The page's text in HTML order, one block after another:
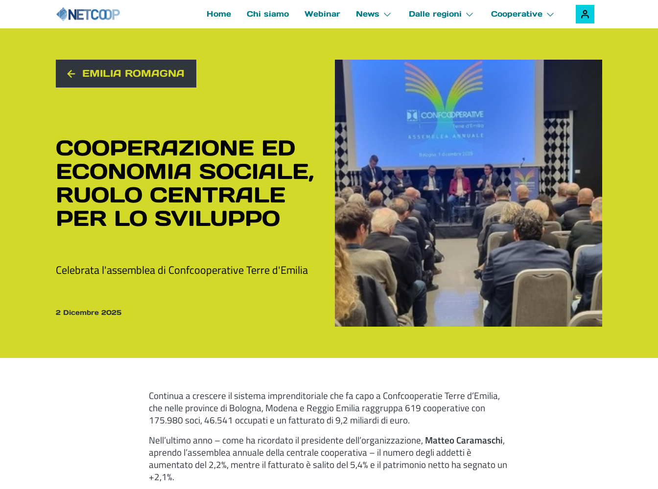
Navigazione principale
Home Chi siamo Webinar News Dalle regioni Cooperative
EMILIA ROMAGNA
COOPERAZIONE ED
ECONOMIA SOCIALE,
RUOLO CENTRALE
PER LO SVILUPPO
Celebrata l'assemblea di Confcooperative Terre d'Emilia
2 Dicembre 2025
Continua a crescere il sistema imprenditoriale che fa capo a Confcooperatie Terre d’Emilia,
che nelle province di Bologna, Modena e Reggio Emilia raggruppa 619 cooperative con
175.980 soci, 46.541 occupati e un fatturato di 9,2 miliardi di euro.
Nell’ultimo anno – come ha ricordato il presidente dell’organizzazione, Matteo Caramaschi,
aprendo l’assemblea annuale della centrale cooperativa – il numero degli addetti è
aumentato del 2,2%, mentre il fatturato è salito del 5,4% e il patrimonio netto ha segnato un
+2,1%.